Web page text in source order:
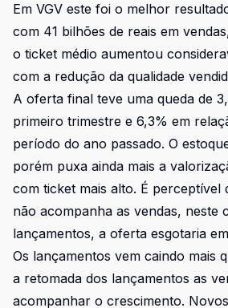
Em VGV este foi o melhor
com 41 bilhões de reais em
o ticket médio aumentou
com a redução da qualidade
A oferta final teve uma queda de
primeiro trimestre e 6,3% em
período do ano passado. O
porém puxa ainda mais a
com ticket mais alto. É perceptível
não acompanha as vendas, neste
lançamentos, a oferta esgotaria em
Os lançamentos vem caindo mais
a retomada dos lançamentos as
acompanhar o crescimento.